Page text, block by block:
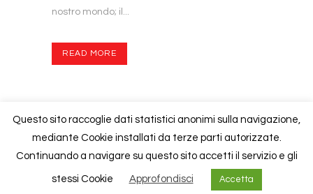
nostro mondo; il...
READ MORE
Questo sito raccoglie dati statistici anonimi sulla navigazione,
mediante Cookie installati da terze parti autorizzate.
Continuando a navigare su questo sito accetti il servizio e gli
stessi Cookie Approfondisci Accetta